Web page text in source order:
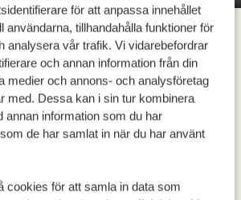
för att anpassa innehållet
användarna, tillhandahålla funktioner för
analysera vår trafik. Vi vidarebefordrar
och annan information från din
medier och annons- och analysföretag
med. Dessa kan i sin tur kombinera
annan information som du har
de har samlat in när du har använt
cookies för att samla in data som
International Airport som blir
mångfacetterade skönhet! Här
spännande gorilla- och
fantastiska vildmarkssafaris,
och äventyr i naturen till båt,
fots. Upplev den varma gästfriheten
folket och låt dig imponeras av